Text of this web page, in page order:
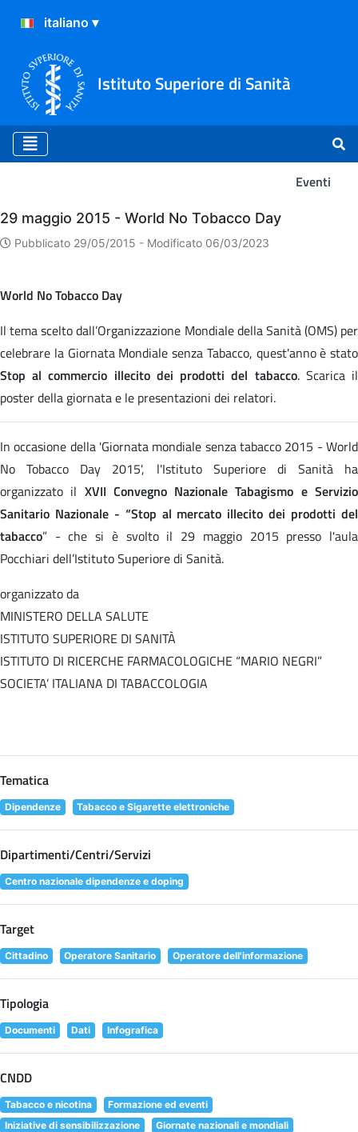
Istituto Superiore di Sanità
Eventi
Eventi
29 maggio 2015 - World No Tobacco Day
Pubblicato 29/05/2015 - Modificato 06/03/2023
World No Tobacco Day
Il tema scelto dall’Organizzazione Mondiale della Sanità (OMS) per
celebrare la Giornata Mondiale senza Tabacco, quest'anno è stato
Stop al commercio illecito dei prodotti del tabacco. Scarica il
poster della giornata e le presentazioni dei relatori.
In occasione della 'Giornata mondiale senza tabacco 2015 - World
No Tobacco Day 2015', l'Istituto Superiore di Sanità ha
organizzato il XVII Convegno Nazionale Tabagismo e Servizio
Sanitario Nazionale - “Stop al mercato illecito dei prodotti del
tabacco” - che si è svolto il 29 maggio 2015 presso l'aula
Pocchiari dell’Istituto Superiore di Sanità.
organizzato da
MINISTERO DELLA SALUTE
ISTITUTO SUPERIORE DI SANITÀ
ISTITUTO DI RICERCHE FARMACOLOGICHE “MARIO NEGRI”
SOCIETA’ ITALIANA DI TABACCOLOGIA
Tematica
Dipendenze Tabacco e Sigarette elettroniche
Dipartimenti/Centri/Servizi
Centro nazionale dipendenze e doping
Target
Cittadino Operatore Sanitario Operatore dell'informazione
Tipologia
Documenti Dati Infografica
CNDD
Tabacco e nicotina
Formazione ed eventi
Iniziative di sensibilizzazione
Giornate nazionali e mondiali